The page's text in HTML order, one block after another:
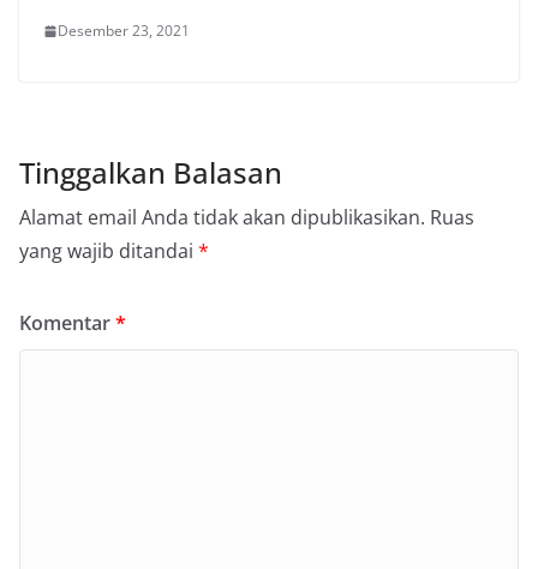
Desember 23, 2021
Tinggalkan Balasan
Alamat email Anda tidak akan dipublikasikan. Ruas
yang wajib ditandai *
Komentar*